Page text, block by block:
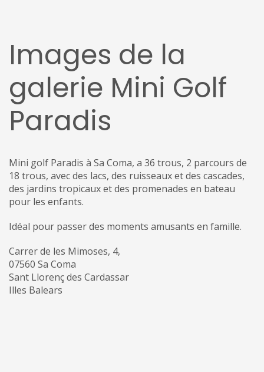
Images de la
galerie Mini Golf
Paradis
Mini golf Paradis à Sa Coma, a 36 trous, 2 parcours de
18 trous, avec des lacs, des ruisseaux et des cascades,
des jardins tropicaux et des promenades en bateau
pour les enfants.
Idéal pour passer des moments amusants en famille.
Carrer de les Mimoses, 4,
07560 Sa Coma
Sant Llorenç des Cardassar
Illes Balears